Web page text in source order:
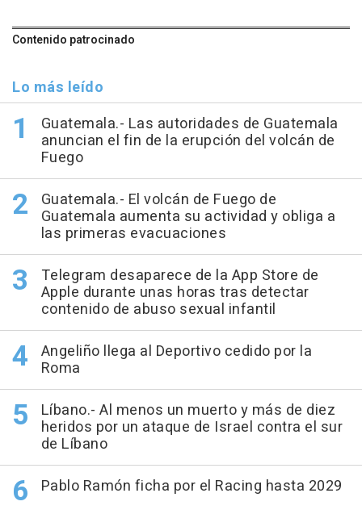
Contenido patrocinado
Lo más leído
Guatemala.- Las autoridades de Guatemala
anuncian el fin de la erupción del volcán de
Fuego
Guatemala.- El volcán de Fuego de
Guatemala aumenta su actividad y obliga a
las primeras evacuaciones
Telegram desaparece de la App Store de
Apple durante unas horas tras detectar
contenido de abuso sexual infantil
Angeliño llega al Deportivo cedido por la
Roma
Líbano.- Al menos un muerto y más de diez
heridos por un ataque de Israel contra el sur
de Líbano
Pablo Ramón ficha por el Racing hasta 2029